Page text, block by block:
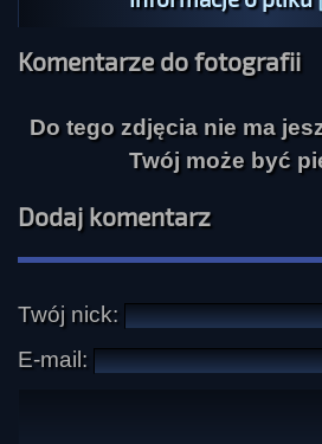
Komentarze do fotografii
Do tego zdjęcia nie ma
Twój może być
Dodaj komentarz
Twój nick:
E-mail: